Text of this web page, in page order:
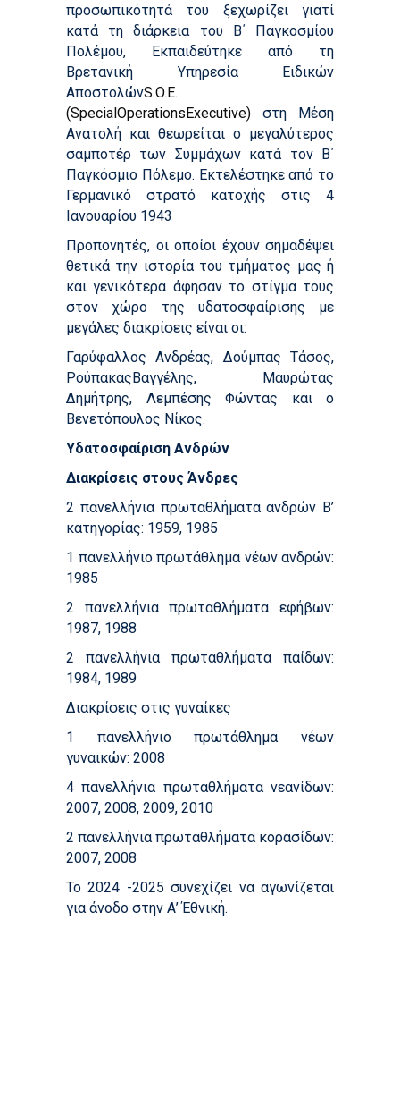
προσωπικότητά του ξεχωρίζει γιατί
κατά τη διάρκεια του Β΄ Παγκοσμίου
Πολέμου, Εκπαιδεύτηκε από τη
Βρετανική Υπηρεσία Ειδικών
ΑποστολώνS.O.E.
(SpecialOperationsExecutive) στη Μέση
Ανατολή και θεωρείται ο μεγαλύτερος
σαμποτέρ των Συμμάχων κατά τον Β΄
Παγκόσμιο Πόλεμο. Εκτελέστηκε από το
Γερμανικό στρατό κατοχής στις 4
Ιανουαρίου 1943
Προπονητές, οι οποίοι έχουν σημαδέψει
θετικά την ιστορία του τμήματος μας ή
και γενικότερα άφησαν το στίγμα τους
στον χώρο της υδατοσφαίρισης με
μεγάλες διακρίσεις είναι οι:
Γαρύφαλλος Ανδρέας, Δούμπας Τάσος,
ΡούπακαςΒαγγέλης, Μαυρώτας
Δημήτρης, Λεμπέσης Φώντας και ο
Βενετόπουλος Νίκος.
Υδατοσφαίριση Ανδρών
Διακρίσεις στους Άνδρες
2 πανελλήνια πρωταθλήματα ανδρών Β’
κατηγορίας: 1959, 1985
1 πανελλήνιο πρωτάθλημα νέων ανδρών:
1985
2 πανελλήνια πρωταθλήματα εφήβων:
1987, 1988
2 πανελλήνια πρωταθλήματα παίδων:
1984, 1989
Διακρίσεις στις γυναίκες
1 πανελλήνιο πρωτάθλημα νέων
γυναικών: 2008
4 πανελλήνια πρωταθλήματα νεανίδων:
2007, 2008, 2009, 2010
2 πανελλήνια πρωταθλήματα κορασίδων:
2007, 2008
Το 2024 -2025 συνεχίζει να αγωνίζεται
για άνοδο στην Α’ Έθνική.